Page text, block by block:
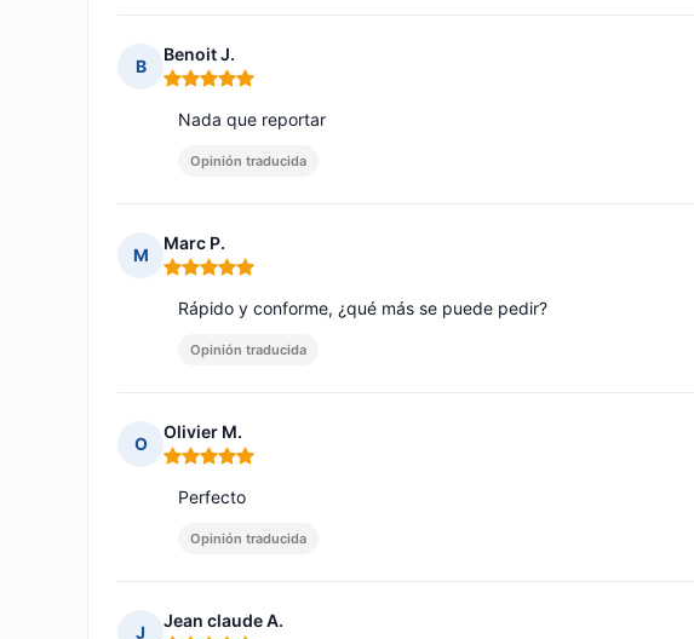
B
Benoit J.
Nota: 5 de 5
Nada que reportar
Opinión traducida
M
Marc P.
Nota: 5 de 5
Rápido y conforme, ¿qué más se puede pedir?
Opinión traducida
O
Olivier M.
Nota: 5 de 5
Perfecto
Opinión traducida
J
Jean claude A.